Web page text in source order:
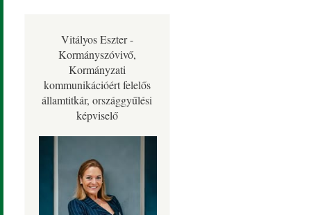
Vitályos Eszter -
Kormányszóvivő,
Kormányzati
kommunikációért felelős
államtitkár, országgyűlési
képviselő